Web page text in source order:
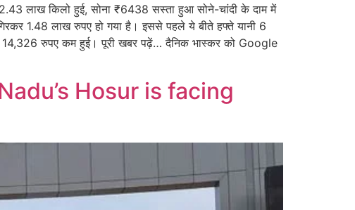
लाख किलो हुई, सोना ₹6438 सस्ता हुआ सोने-चांदी के दाम में
1.48 लाख रुपए हो गया है। इससे पहले ये बीते हफ्ते यानी 6
रुपए कम हुई। पूरी खबर पढ़ें… दैनिक भास्कर को Google
Hosur is facing